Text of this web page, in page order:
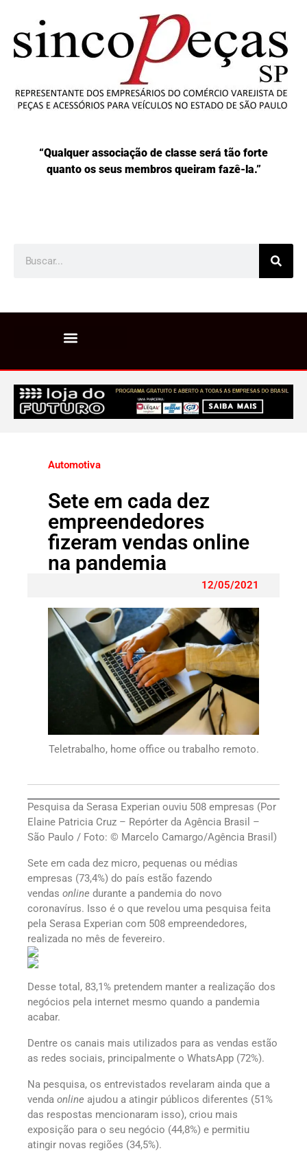
“Qualquer associação de classe será tão forte
quanto os seus membros queiram fazê-la.”
Automotiva
Sete em cada dez
empreendedores
fizeram vendas online
na pandemia
12/05/2021
Teletrabalho, home office ou trabalho remoto.
Pesquisa da Serasa Experian ouviu 508 empresas (Por
Elaine Patricia Cruz – Repórter da Agência Brasil –
São Paulo / Foto: © Marcelo Camargo/Agência Brasil)
Sete em cada dez micro, pequenas ou médias
empresas (73,4%) do país estão fazendo
vendas online durante a pandemia do novo
coronavírus. Isso é o que revelou uma pesquisa feita
pela Serasa Experian com 508 empreendedores,
realizada no mês de fevereiro.
Desse total, 83,1% pretendem manter a realização dos
negócios pela internet mesmo quando a pandemia
acabar.
Dentre os canais mais utilizados para as vendas estão
as redes sociais, principalmente o WhatsApp (72%).
Na pesquisa, os entrevistados revelaram ainda que a
venda online ajudou a atingir públicos diferentes (51%
das respostas mencionaram isso), criou mais
exposição para o seu negócio (44,8%) e permitiu
atingir novas regiões (34,5%).